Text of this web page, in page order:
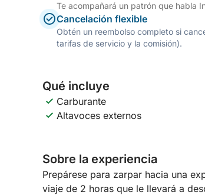
Te acompañará un patrón que habla
Cancelación flexible
Obtén un reembolso completo si
tarifas de servicio y la comisión).
Qué incluye
Carburante
Altavoces externos
Sobre la experiencia
Prepárese para zarpar hacia una
viaje de 2 horas que le llevará a